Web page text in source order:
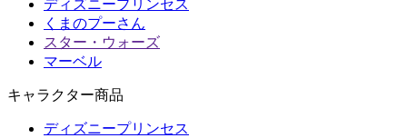
ディズニープリンセス
くまのプーさん
スター・ウォーズ
マーベル
キャラクター商品
ディズニープリンセス